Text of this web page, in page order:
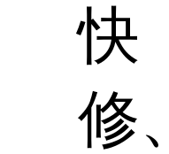
快
修、